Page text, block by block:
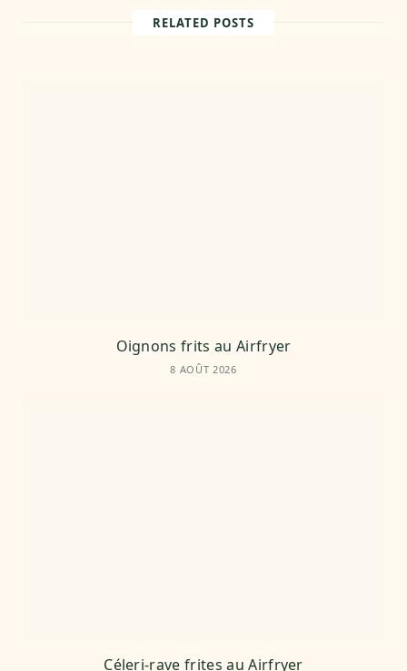
RELATED POSTS
Oignons frits au Airfryer
8 AOÛT 2026
Céleri-rave frites au Airfryer